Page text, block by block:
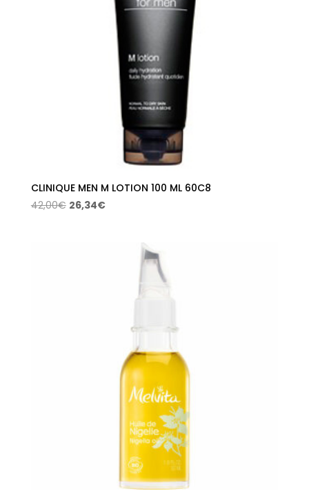
CLINIQUE MEN M LOTION 100 ML 60C8
42,00€ El
26,34€El